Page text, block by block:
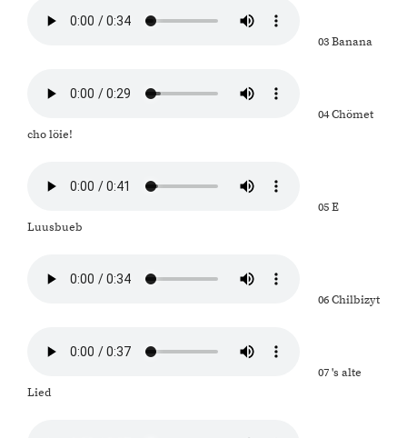
03 Banana
04 Chömet
cho löie!
05 E
Luusbueb
06 Chilbizyt
07 's alte
Lied